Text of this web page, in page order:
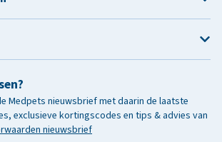
Medpets nieuwsbrief met daarin de laatste
exclusieve kortingscodes en tips & advies van
nieuwsbrief